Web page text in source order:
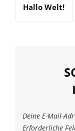
Post
Hallo Welt!
Deine E-Mail-
Erforderliche